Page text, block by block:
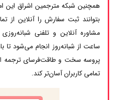
همچنین شبکه مترجمین اشراق این
بتوانند ثبت سفارش را آنلاین از
مشاوره آنلاین و تلفنی
ساعت از شبانه‌روز انجام می‌شود تا
پروسه سخت و طاقت‌فرسای ترجمه
تمامی کاربران آسان‌تر کند.